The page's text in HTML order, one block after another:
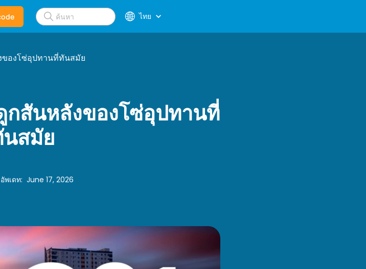
ไทย
ของโซ่อุปทานที่ทันสมัย
กสันหลังของโซ่อุปทานที่
สมัย
อัพเดท: June 17, 2026